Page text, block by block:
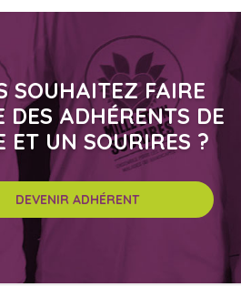
SOUHAITEZ FAIRE
DES ADHÉRENTS DE
ET UN SOURIRES ?
DEVENIR ADHÉRENT